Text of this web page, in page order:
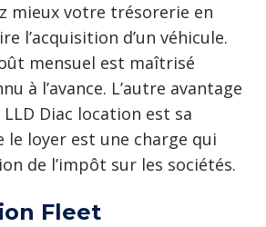
mieux votre trésorerie en
l’acquisition d’un véhicule.
mensuel est maîtrisé
à l’avance. L’autre avantage
Diac location est sa
le loyer est une charge qui
de l’impôt sur les sociétés.
Fleet